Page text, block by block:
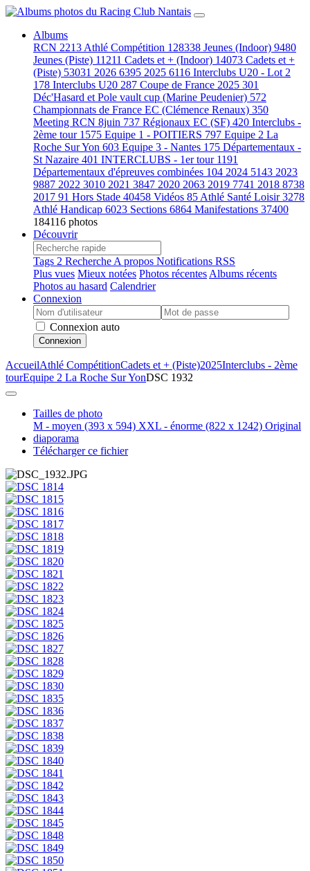
Albums
RCN 2213 Athlé Compétition 128338 Jeunes (Indoor) 9480
Jeunes (Piste) 11211 Cadets et + (Indoor) 14073 Cadets et +
(Piste) 53031 2026 6395 2025 6116 Interclubs U20 - Lot 2
178 Interclubs U20 287 Coupe de France 2025 301
Déc'Hasard et Pole vault cup (Marine Peudenier) 572
Championnats de France EC (Clémence Renaux) 350
Meeting RCN 8juin 737 Régionaux EC (SF) 420 Interclubs -
2ème tour 1575 Equipe 1 - POITIERS 797 Equipe 2 La
Roche Sur Yon 603 Equipe 3 - Nantes 175 Départementaux -
St Nazaire 401 INTERCLUBS - 1er tour 1191
Départementaux d'épreuves combinées 104 2024 5143 2023
9887 2022 3010 2021 3847 2020 2063 2019 7741 2018 8738
2017 91 Hors Stade 40458 Vidéos 85 Athlé Santé Loisir3278
Athlé Handicap 6023 Sections 6864 Manifestations 37400
184116 photos
Découvrir
Tags 2 Recherche A propos Notifications RSS
Plus vues Mieux notées Photos récentes Albums récents
Photos au hasard Calendrier
Connexion
Connexion auto
Connexion
AccueilAthlé CompétitionCadets et + (Piste)2025Interclubs - 2ème
tourEquipe 2 La Roche Sur YonDSC 1932
Tailles de photo
M - moyen (393 x 594) XXL - énorme (822 x 1242) Original
diaporama
Télécharger ce fichier